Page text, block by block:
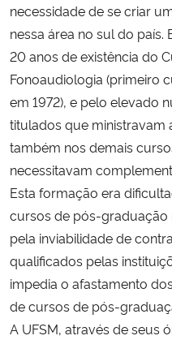
Ministério da Cidadania
Ministério da Saúde
Ministério de Minas e Energia
Ministério da Ciência, Tecnologia,
Ministério do Meio Ambiente
Ministério do Turismo
Ministério do Desenvolvimento
Controladoria-Geral da União
necessidade de se criar
nessa área no sul do país.
20 anos de existência do
Fonoaudiologia (primeiro
em 1972), e pelo elevado
titulados que ministravam
também nos demais
necessitavam
Esta formação era
cursos de pós-graduação
pela inviabilidade de
qualificados pelas
impedia o afastamento
de cursos de pós-
A UFSM, através de seus